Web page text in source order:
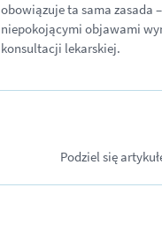
obowiązuje ta sama zasada
niepokojącymi objawami
konsultacji lekarskiej.
Podziel się